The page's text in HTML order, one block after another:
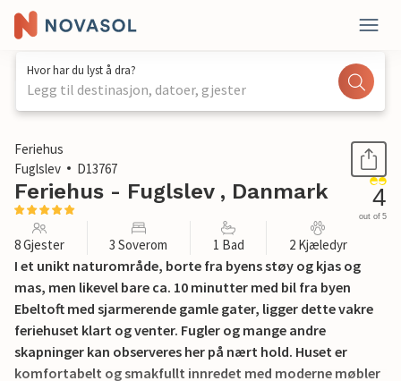
Hvor har du lyst å dra?
Legg til destinasjon, datoer, gjester
1 / 32
Feriehus
Fuglslev
D13767
Feriehus - Fuglslev , Danmark 4
out of 5
8 Gjester 3 Soverom 1 Bad 2 Kjæledyr
I et unikt naturområde, borte fra byens støy og kjas og
mas, men likevel bare ca. 10 minutter med bil fra byen
Ebeltoft med sjarmerende gamle gater, ligger dette vakre
feriehuset klart og venter. Fugler og mange andre
skapninger kan observeres her på nært hold. Huset er
komfortabelt og smakfullt innredet med moderne møbler